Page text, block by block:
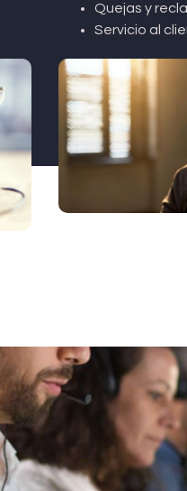
Quejas y
Servicio al